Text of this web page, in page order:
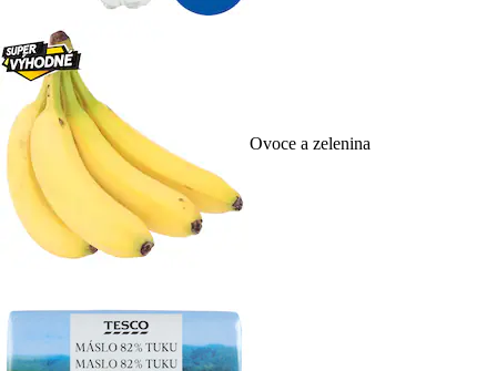
Ovoce a zelenina